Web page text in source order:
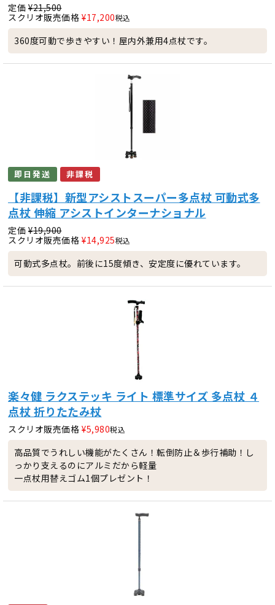
定価 ¥21,500
スクリオ販売価格 ¥17,200税込
360度可動で歩きやすい！屋内外兼用4点杖です。
即日発送 非課税
【非課税】新型アシストスーパー多点杖 可動式多
点杖 伸縮 アシストインターナショナル
定価 ¥19,900
スクリオ販売価格 ¥14,925税込
可動式多点杖。前後に15度傾き、安定度に優れています。
楽々健 ラクステッキ ライト 標準サイズ 多点杖 ４
点杖 折りたたみ杖
スクリオ販売価格 ¥5,980税込
高品質でうれしい機能がたくさん！転倒防止＆歩行補助！し
っかり支えるのにアルミだから軽量
一点杖用替えゴム1個プレゼント！